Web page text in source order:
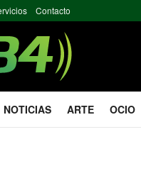
Contacto
NOTICIAS ARTE OCIO